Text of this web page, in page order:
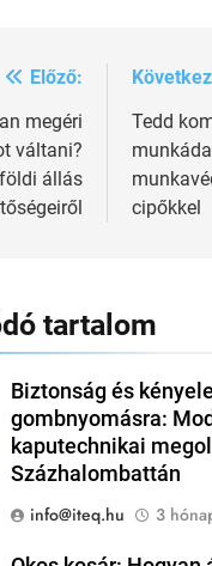
Előző:
megéri
váltani?
állás
Tedd
cipőkkel
tartalom
Biztonság és
gombnyomásra:
kaputechnikai
Százhalombattán
info@iteq.hu
3